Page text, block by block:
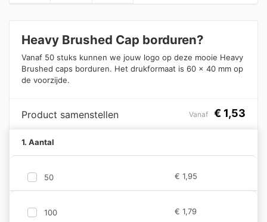
Heavy Brushed Cap borduren?
Vanaf 50 stuks kunnen we jouw logo op deze mooie Heavy
Brushed caps borduren. Het drukformaat is 60 x 40 mm op
de voorzijde.
Product samenstellen Vanaf € 1,53
1. Aantal
50 € 1,95
100 € 1,79